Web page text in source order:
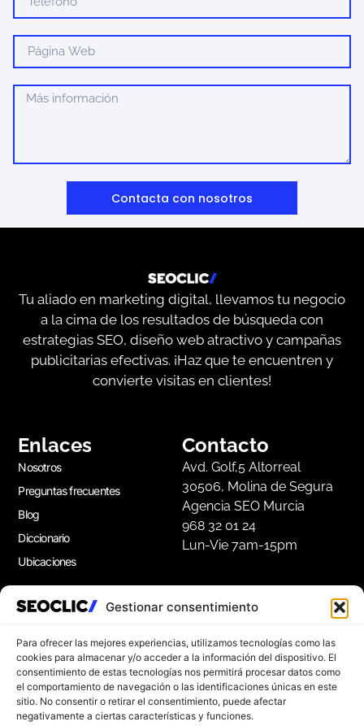
Gestionar consentimiento
Para ofrecer las mejores experiencias, utilizamos tecnologías como las
cookies para almacenar y/o acceder a la información del dispositivo. El
consentimiento de estas tecnologías nos permitirá procesar datos como
el comportamiento de navegación o las identificaciones únicas en este
sitio. No consentir o retirar el consentimiento, puede afectar
negativamente a ciertas características y funciones.
Contacta con nosotros
Tu aliado en marketing digital, llevamos tu negocio
a la cima de los resultados de búsqueda con
estrategias SEO, diseño web atractivo y campañas
publicitarias efectivas. ¡Haz que te encuentren y
convierte visitas en clientes!
Enlaces
Nosotros
Preguntas frecuentes
Blog
Diccionario
Ubicaciones
Contacto
Avd. Golf,5 Altorreal
30506, Molina de Segura
Agencia SEO Murcia
968 32 01 24
Lun-Vie 7am-15pm
Apúntate a nuestra Newsletter
Suscríbete a nuestro boletín para disfrutar de
consejos de marketing gratuitos, e ideas de
inspiración.